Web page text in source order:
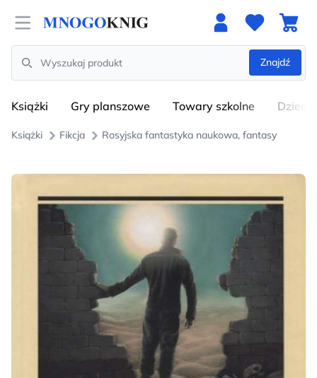
Open menu
Search
Znajdź
Książki Gry planszowe Towary szkolne
Książki Fikcja Rosyjska fantastyka naukowa, fantasy